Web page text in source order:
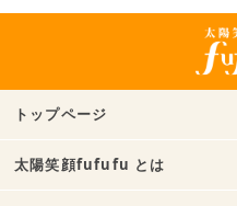
トップページ
太陽笑顔fufufu とは